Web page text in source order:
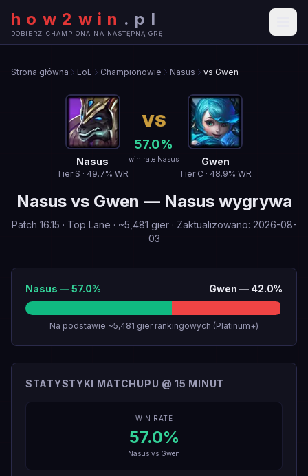
how2win . pl
DOBIERZ CHAMPIONA NA NASTĘPNĄ GRĘ
Strona główna LoL Championowie Nasus vs Gwen
Nasus
Tier S · 49.7% WR
VS
57.0%
win rate Nasus Gwen
Tier C · 48.9% WR
Nasusvs Gwen — Nasus wygrywa
Patch 16.15 · Top Lane · ~5,481 gier· Zaktualizowano: 2026-08-
03
Nasus —57.0% Gwen — 42.0%
Na podstawie ~5,481 gier rankingowych (Platinum+)
STATYSTYKI MATCHUPU @ 15 MINUT
WIN RATE
57.0%
Nasus vs Gwen